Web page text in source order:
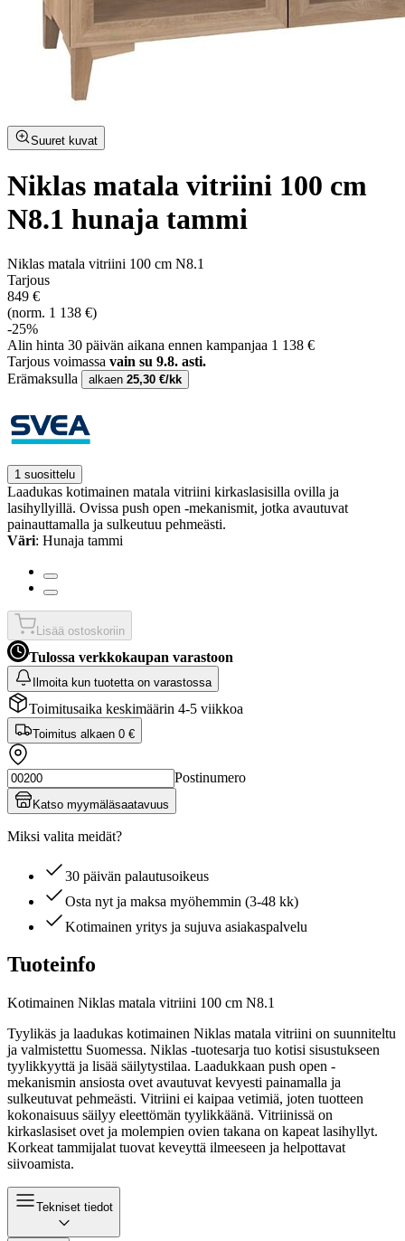
Suuret kuvat
Niklas matala vitriini 100 cm
N8.1 hunaja tammi
Niklas matala vitriini 100 cm N8.1
Tarjous
849 €
(norm. 1 138 €)
-25%
Alin hinta 30 päivän aikana ennen kampanjaa 1 138 €
Tarjous voimassa vain su 9.8. asti.
Erämaksulla
alkaen 25,30 €/kk
1 suosittelu
Laadukas kotimainen matala vitriini kirkaslasisilla ovilla ja
lasihyllyillä. Ovissa push open -mekanismit, jotka avautuvat
painauttamalla ja sulkeutuu pehmeästi.
Väri: Hunaja tammi
Lisää ostoskoriin
Tulossa verkkokaupan varastoon
Ilmoita kun tuotetta on varastossa
Toimitusaika keskimäärin 4-5 viikkoa
Toimitus alkaen 0 €
Postinumero
Katso myymäläsaatavuus
Miksi valita meidät?
30 päivän palautusoikeus
Osta nyt ja maksa myöhemmin (3-48 kk)
Kotimainen yritys ja sujuva asiakaspalvelu
Tuoteinfo
Kotimainen Niklas matala vitriini 100 cm N8.1
Tyylikäs ja laadukas kotimainen Niklas matala vitriini on suunniteltu
ja valmistettu Suomessa. Niklas -tuotesarja tuo kotisi sisustukseen
tyylikkyyttä ja lisää säilytystilaa. Laadukkaan push open -
mekanismin ansiosta ovet avautuvat kevyesti painamalla ja
sulkeutuvat pehmeästi. Vitriini ei kaipaa vetimiä, joten tuotteen
kokonaisuus säilyy eleettömän tyylikkäänä. Vitriinissä on
kirkaslasiset ovet ja molempien ovien takana on kapeat lasihyllyt.
Korkeat tammijalat tuovat keveyttä ilmeeseen ja helpottavat
siivoamista.
Tekniset tiedot